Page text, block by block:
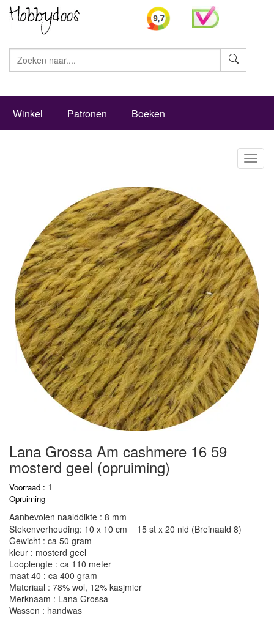
Winkel Patronen Boeken
Lana Grossa Am cashmere 16 59
mosterd geel (opruiming)
Voorraad : 1
Opruiming
Aanbevolen naalddikte : 8 mm
Stekenverhouding: 10 x 10 cm = 15 st x 20 nld (Breinaald 8)
Gewicht : ca 50 gram
kleur : mosterd geel
Looplengte : ca 110 meter
maat 40 : ca 400 gram
Materiaal : 78% wol, 12% kasjmier
Merknaam : Lana Grossa
Wassen : handwas